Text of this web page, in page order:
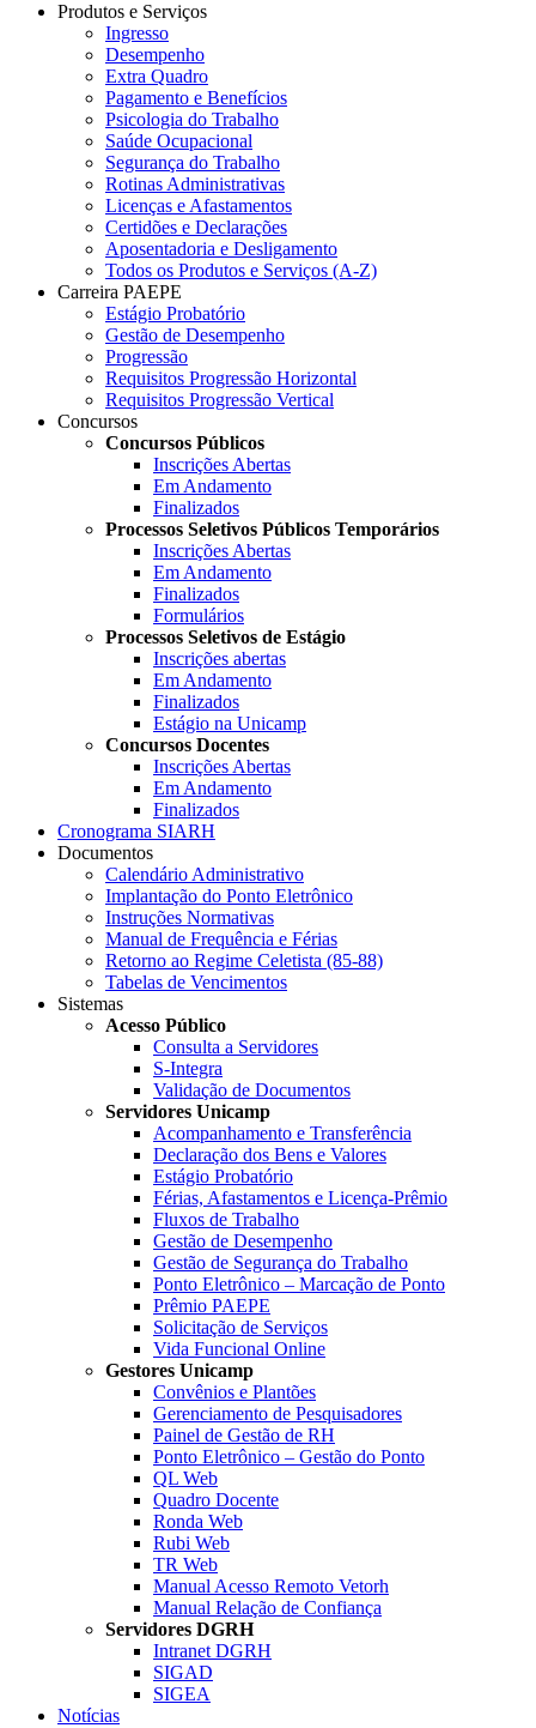
Produtos e Serviços
Ingresso
Desempenho
Extra Quadro
Pagamento e Benefícios
Psicologia do Trabalho
Saúde Ocupacional
Segurança do Trabalho
Rotinas Administrativas
Licenças e Afastamentos
Certidões e Declarações
Aposentadoria e Desligamento
Todos os Produtos e Serviços (A-Z)
Carreira PAEPE
Estágio Probatório
Gestão de Desempenho
Progressão
Requisitos Progressão Horizontal
Requisitos Progressão Vertical
Concursos
Concursos Públicos
Inscrições Abertas
Em Andamento
Finalizados
Processos Seletivos Públicos Temporários
Inscrições Abertas
Em Andamento
Finalizados
Formulários
Processos Seletivos de Estágio
Inscrições abertas
Em Andamento
Finalizados
Estágio na Unicamp
Concursos Docentes
Inscrições Abertas
Em Andamento
Finalizados
Cronograma SIARH
Documentos
Calendário Administrativo
Implantação do Ponto Eletrônico
Instruções Normativas
Manual de Frequência e Férias
Retorno ao Regime Celetista (85-88)
Tabelas de Vencimentos
Sistemas
Acesso Público
Consulta a Servidores
S-Integra
Validação de Documentos
Servidores Unicamp
Acompanhamento e Transferência
Declaração dos Bens e Valores
Estágio Probatório
Férias, Afastamentos e Licença-Prêmio
Fluxos de Trabalho
Gestão de Desempenho
Gestão de Segurança do Trabalho
Ponto Eletrônico – Marcação de Ponto
Prêmio PAEPE
Solicitação de Serviços
Vida Funcional Online
Gestores Unicamp
Convênios e Plantões
Gerenciamento de Pesquisadores
Painel de Gestão de RH
Ponto Eletrônico – Gestão do Ponto
QL Web
Quadro Docente
Ronda Web
Rubi Web
TR Web
Manual Acesso Remoto Vetorh
Manual Relação de Confiança
Servidores DGRH
Intranet DGRH
SIGAD
SIGEA
Notícias